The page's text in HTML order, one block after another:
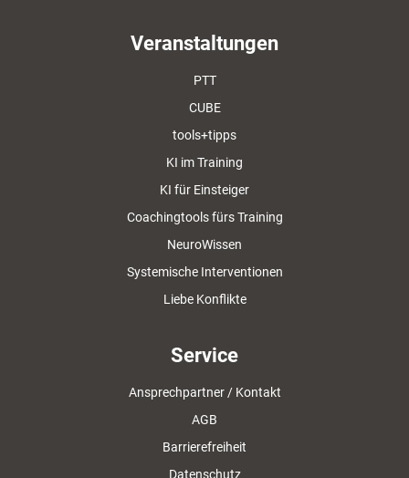
Veranstaltungen
PTT
CUBE
tools+tipps
KI im Training
KI für Einsteiger
Coachingtools fürs Training
NeuroWissen
Systemische Interventionen
Liebe Konflikte
Service
Ansprechpartner / Kontakt
AGB
Barrierefreiheit
Datenschutz